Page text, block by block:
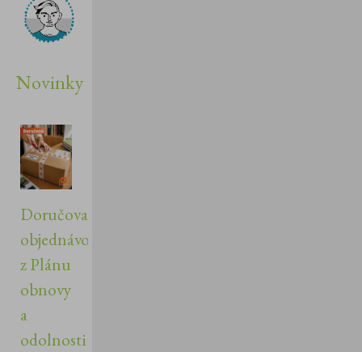
Novinky
Doručovanie
objednávok
z Plánu
obnovy
a
odolnosti